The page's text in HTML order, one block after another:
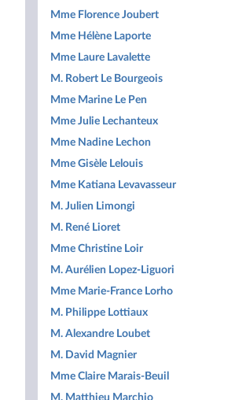
Mme Florence Joubert
Mme Hélène Laporte
Mme Laure Lavalette
M. Robert Le Bourgeois
Mme Marine Le Pen
Mme Julie Lechanteux
Mme Nadine Lechon
Mme Gisèle Lelouis
Mme Katiana Levavasseur
M. Julien Limongi
M. René Lioret
Mme Christine Loir
M. Aurélien Lopez-Liguori
Mme Marie-France Lorho
M. Philippe Lottiaux
M. Alexandre Loubet
M. David Magnier
Mme Claire Marais-Beuil
M. Matthieu Marchio